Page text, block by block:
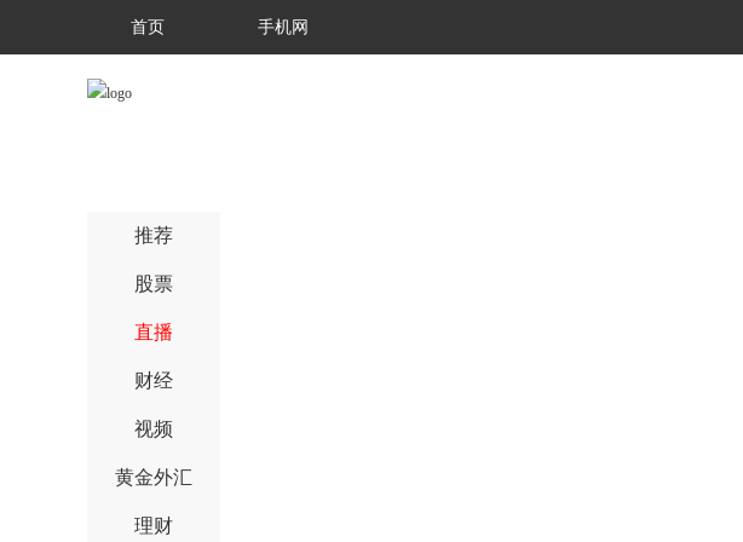
首页 手机网
推荐
股票
直播
财经
视频
黄金外汇
理财